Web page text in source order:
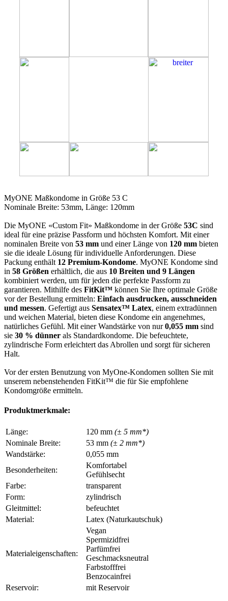
MyONE Maßkondome in Größe 53 C
Nominale Breite: 53mm, Länge: 120mm
Die MyONE «Custom Fit» Maßkondome in der Größe 53C sind
ideal für eine präzise Passform und höchsten Komfort. Mit einer
nominalen Breite von 53 mm und einer Länge von 120 mm bieten
sie die ideale Lösung für individuelle Anforderungen. Diese
Packung enthält 12 Premium-Kondome. MyONE Kondome sind
in 58 Größen erhältlich, die aus 10 Breiten und 9 Längen
kombiniert werden, um für jeden die perfekte Passform zu
garantieren. Mithilfe des FitKit™ können Sie Ihre optimale Größe
vor der Bestellung ermitteln: Einfach ausdrucken, ausschneiden
und messen. Gefertigt aus Sensatex™ Latex, einem extradünnen
und weichen Material, bieten diese Kondome ein angenehmes,
natürliches Gefühl. Mit einer Wandstärke von nur0,055 mm sind
sie 30 % dünner als Standardkondome. Die befeuchtete,
zylindrische Form erleichtert das Abrollen und sorgt für sicheren
Halt.
Vor der ersten Benutzung von MyOne-Kondomen sollten Sie mit
unserem nebenstehenden FitKit™ die für Sie empfohlene
Kondomgröße ermitteln.
Produktmerkmale:
Länge: 120 mm (± 5 mm*)
Nominale Breite:
53 mm (± 2 mm*)
Wandstärke:
0,055 mm
Besonderheiten:
Komfortabel
Gefühlsecht
Farbe:
transparent
Form:
zylindrisch
Gleitmittel:
befeuchtet
Material:
Latex (Naturkautschuk)
Materialeigenschaften:
Vegan
Spermizidfrei
Parfümfrei
Geschmacksneutral
Farbstofffrei
Benzocainfrei
Reservoir:
mit Reservoir